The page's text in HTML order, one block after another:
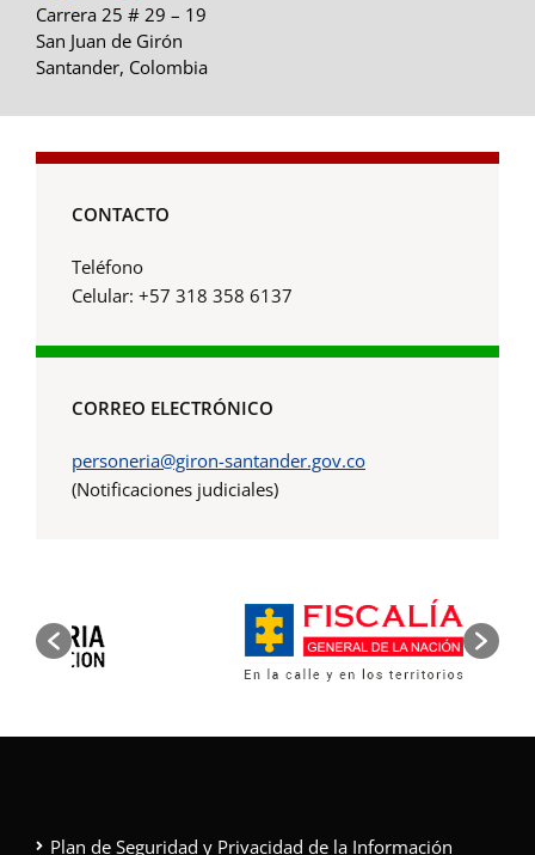
Carrera 25 # 29 – 19
San Juan de Girón
Santander, Colombia
CONTACTO
Teléfono
Celular: +57 318 358 6137
CORREO ELECTRÓNICO
personeria@giron-santander.gov.co
(Notificaciones judiciales)
Plan de Seguridad y Privacidad de la Información